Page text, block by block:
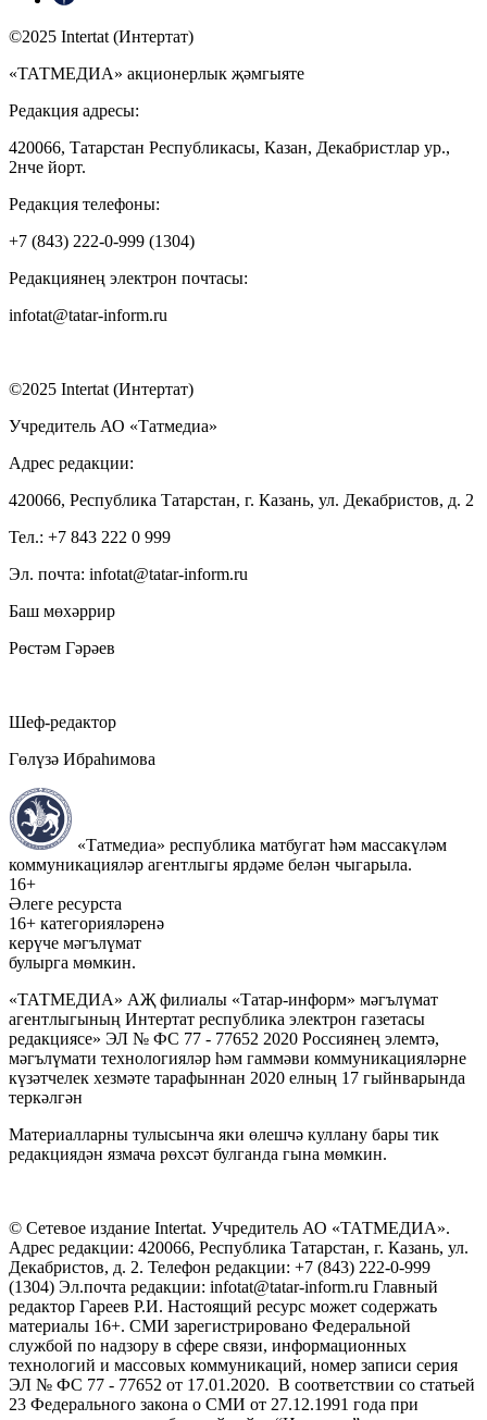
©2025 Intertat (Интертат)
«ТАТМЕДИА» акционерлык җәмгыяте
Редакция адресы:
420066, Татарстан Республикасы, Казан, Декабристлар ур.,
2нче йорт.
Редакция телефоны:
+7 (843) 222-0-999 (1304)
Редакциянең электрон почтасы:
infotat@tatar-inform.ru
©2025 Intertat (Интертат)
Учредитель АО «Татмедиа»
Адрес редакции:
420066, Республика Татарстан, г. Казань, ул. Декабристов, д. 2
Тел.: +7 843 222 0 999
Эл. почта: infotat@tatar-inform.ru
Баш мөхәррир
Рөстәм Гәрәев
Шеф-редактор
Гөлүзә Ибраһимова
«Татмедиа» республика матбугат һәм массакүләм
коммуникацияләр агентлыгы ярдәме белән чыгарыла.
16+
Әлеге ресурста
16+ категорияләренә
керүче мәгълүмат
булырга мөмкин.
«ТАТМЕДИА» АҖ филиалы «Татар-информ» мәгълүмат
агентлыгының Интертат республика электрон газетасы
редакциясе» ЭЛ № ФС 77 - 77652 2020 Россиянең элемтә,
мәгълүмати технологияләр һәм гаммәви коммуникацияләрне
күзәтчелек хезмәте тарафыннан 2020 елның 17 гыйнварында
теркәлгән
Материалларны тулысынча яки өлешчә куллану бары тик
редакциядән язмача рөхсәт булганда гына мөмкин.
© Сетевое издание Intertat. Учредитель АО «ТАТМЕДИА».
Адрес редакции: 420066, Республика Татарстан, г. Казань, ул.
Декабристов, д. 2. Телефон редакции: +7 (843) 222-0-999
(1304) Эл.почта редакции: infotat@tatar-inform.ru Главный
редактор Гареев Р.И. Настоящий ресурс может содержать
материалы 16+. СМИ зарегистрировано Федеральной
службой по надзору в сфере связи, информационных
технологий и массовых коммуникаций, номер записи серия
ЭЛ № ФС 77 - 77652 от 17.01.2020. В соответствии со статьей
23 Федерального закона о СМИ от 27.12.1991 года при